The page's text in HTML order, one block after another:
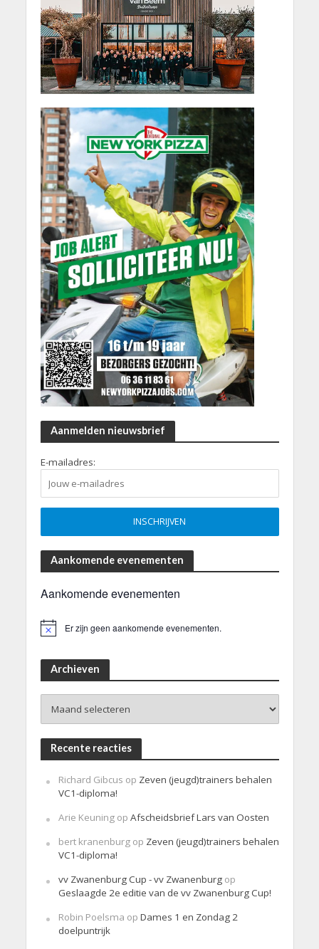
Aanmelden nieuwsbrief
E-mailadres:
Aankomende evenementen
Aankomende evenementen
Er zijn geen aankomende evenementen.
Archieven
Recente reacties
Richard Gibcus op Zeven (jeugd)trainers behalen
VC1-diploma!
Arie Keuningop Afscheidsbrief Lars van Oosten
bert kranenburgop Zeven (jeugd)trainers behalen
VC1-diploma!
vv Zwanenburg Cup - vv Zwanenburgop
Geslaagde 2e editie van de vv Zwanenburg Cup!
Robin Poelsma op Dames 1 en Zondag 2
doelpuntrijk